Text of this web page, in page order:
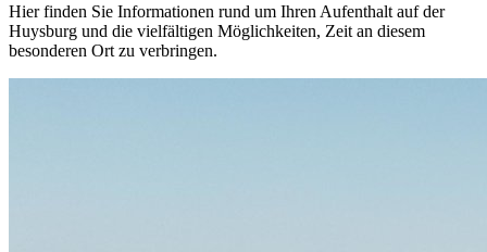
Hier finden Sie Informationen rund um Ihren Aufenthalt auf der
Huysburg und die vielfältigen Möglichkeiten, Zeit an diesem
besonderen Ort zu verbringen.